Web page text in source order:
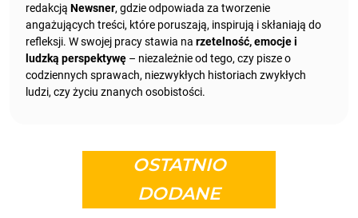
redakcją Newsner, gdzie odpowiada za tworzenie
angażujących treści, które poruszają, inspirują i skłaniają do
refleksji. W swojej pracy stawia na rzetelność, emocje i
ludzką perspektywę – niezależnie od tego, czy pisze o
codziennych sprawach, niezwykłych historiach zwykłych
ludzi, czy życiu znanych osobistości.
OSTATNIO
DODANE